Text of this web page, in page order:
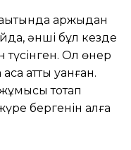
қаржыдан
әнші бұл кезде
түсінген. Ол өнер
қатты қуанған.
тоқтап
бергенін алға